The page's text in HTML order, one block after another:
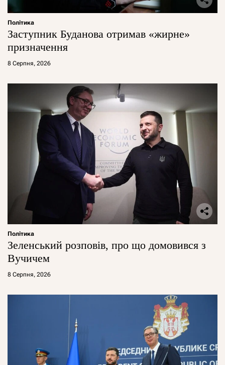
Політика
Заступник Буданова отримав «жирне»
призначення
8 Серпня, 2026
Політика
Зеленський розповів, про що домовився з
Вучичем
8 Серпня, 2026